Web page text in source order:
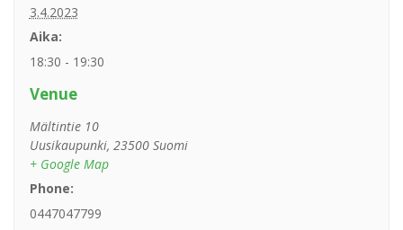
3.4.2023
Aika:
18:30 - 19:30
Venue
Mältintie 10
Uusikaupunki, 23500 Suomi
+ Google Map
Phone:
0447047799